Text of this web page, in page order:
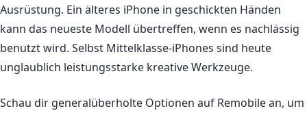
Ausrüstung. Ein älteres iPhone in geschickten Händen
kann das neueste Modell übertreffen, wenn es nachlässig
benutzt wird. Selbst Mittelklasse-iPhones sind heute
unglaublich leistungsstarke kreative Werkzeuge.
Schau dir generalüberholte Optionen auf Remobile an, um